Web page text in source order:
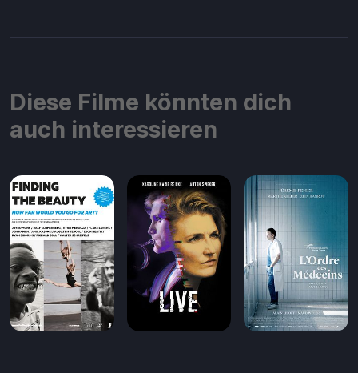
Diese Filme könnten dich
auch interessieren